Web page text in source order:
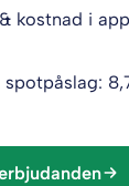
kostnad i